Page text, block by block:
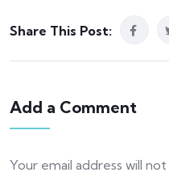
Share This Post:
Add a Comment
Your email address will